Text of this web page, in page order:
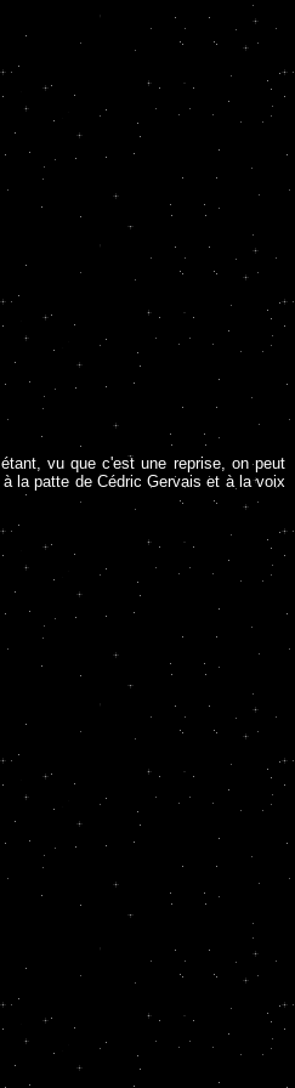
vu que c'est une reprise, on peut
la patte de Cédric Gervais et à la voix